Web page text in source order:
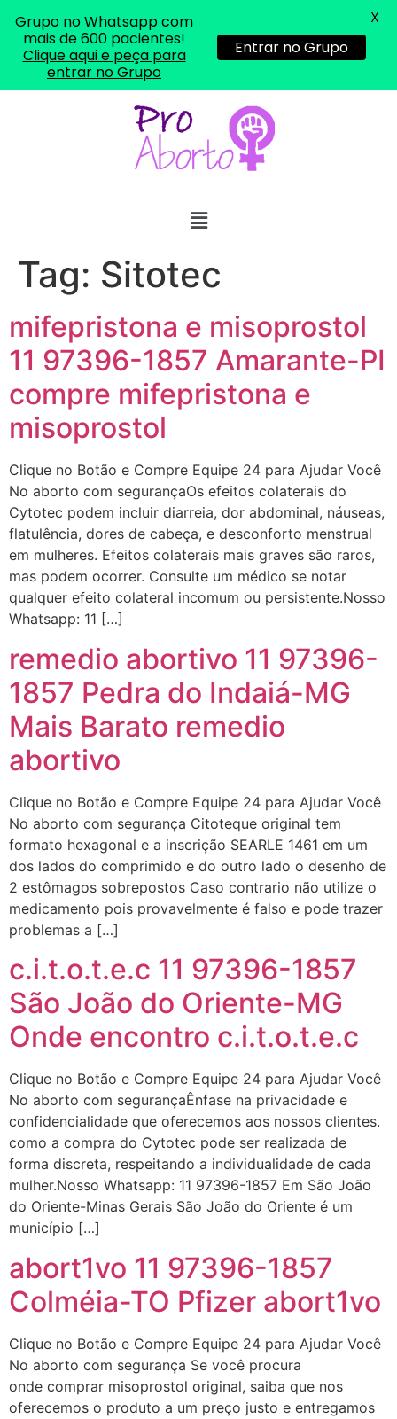
Tag: Sitotec
mifepristona e misoprostol
11 97396-1857 Amarante-PI
compre mifepristona e
misoprostol
Clique no Botão e Compre Equipe 24 para Ajudar Você
No aborto com segurançaOs efeitos colaterais do
Cytotec podem incluir diarreia, dor abdominal, náuseas,
flatulência, dores de cabeça, e desconforto menstrual
em mulheres. Efeitos colaterais mais graves são raros,
mas podem ocorrer. Consulte um médico se notar
qualquer efeito colateral incomum ou persistente.Nosso
Whatsapp: 11 […]
remedio abortivo 11 97396-
1857 Pedra do Indaiá-MG
Mais Barato remedio
abortivo
Clique no Botão e Compre Equipe 24 para Ajudar Você
No aborto com segurança Citoteque original tem
formato hexagonal e a inscrição SEARLE 1461 em um
dos lados do comprimido e do outro lado o desenho de
2 estômagos sobrepostos Caso contrario não utilize o
medicamento pois provavelmente é falso e pode trazer
problemas a […]
c.i.t.o.t.e.c 11 97396-1857
São João do Oriente-MG
Onde encontro c.i.t.o.t.e.c
Clique no Botão e Compre Equipe 24 para Ajudar Você
No aborto com segurançaÊnfase na privacidade e
confidencialidade que oferecemos aos nossos clientes.
como a compra do Cytotec pode ser realizada de
forma discreta, respeitando a individualidade de cada
mulher.Nosso Whatsapp: 11 97396-1857 Em São João
do Oriente-Minas Gerais São João do Oriente é um
município […]
abort1vo 11 97396-1857
Colméia-TO Pfizer abort1vo
Clique no Botão e Compre Equipe 24 para Ajudar Você
No aborto com segurança Se você procura
onde comprar misoprostol original, saiba que nos
oferecemos o produto a um preço justo e entregamos
Grupo no Whatsapp com
mais de 600 pacientes!
Clique aqui e peça para
entrar no Grupo
Entrar no Grupo
X